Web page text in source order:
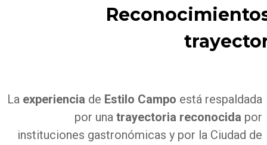
La experiencia de Estilo Campo está respaldada
por una trayectoria reconocida por
instituciones gastronómicas y por la Ciudad de